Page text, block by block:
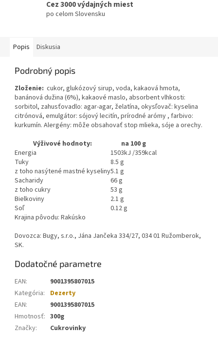
Cez 3000 výdajných miest
po celom Slovensku
Popis Diskusia
Podrobný popis
Zloženie: cukor, glukózový sirup, voda, kakaová hmota,
banánová dužina (6%), kakaové maslo, absorbent vlhkosti:
sorbitol, zahusťovadlo: agar-agar, želatína, okysľovač: kyselina
citrónová, emulgátor: sójový lecitín, prírodné arómy , farbivo:
kurkumín. Alergény: môže obsahovať stop mlieka, sóje a orechy.
Výživové hodnoty:
na 100 g
Energia
1503kJ /359kcal
Tuky
8.5 g
z toho nasýtené mastné kyseliny5.1 g
Sacharidy
66 g
z toho cukry
53 g
Bielkoviny
2.1 g
Soľ
0.12 g
Krajina pôvodu: Rakúsko
Dovozca: Bugy, s.r.o., Jána Jančeka 334/27, 034 01 Ružomberok,
SK.
Dodatočné parametre
EAN:
9001395807015
Kategória:
Dezerty
EAN:
9001395807015
Hmotnosť: 300g
Značky: Cukrovinky